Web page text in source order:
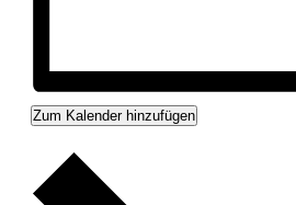
Zum Kalender hinzufügen